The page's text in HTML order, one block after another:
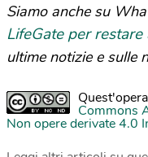
Siamo anche su
LifeGate per
ultime notizie e sulle
Commons
Non opere derivate 4.0